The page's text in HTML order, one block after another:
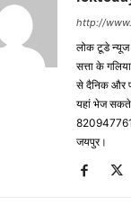
http://
लोक टूडे न्यूज
सत्ता के
से दैनिक और
यहां भेज
जयपुर।